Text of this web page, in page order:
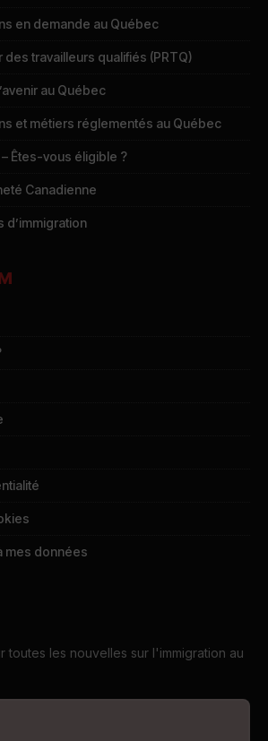
en demande au Québec
travailleurs qualifiés (PRTQ)
au Québec
et métiers réglementés au Québec
Êtes-vous éligible ?
Canadienne
d’immigration
mes données
toutes les nouvelles sur l'immigration au